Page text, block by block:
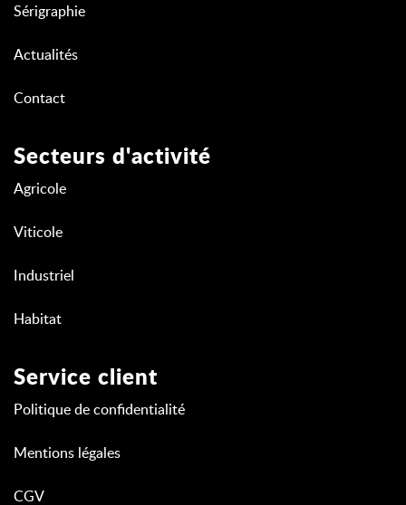
Sérigraphie
Actualités
Contact
Secteurs d'activité
Agricole
Viticole
Industriel
Habitat
Service client
Politique de confidentialité
Mentions légales
CGV